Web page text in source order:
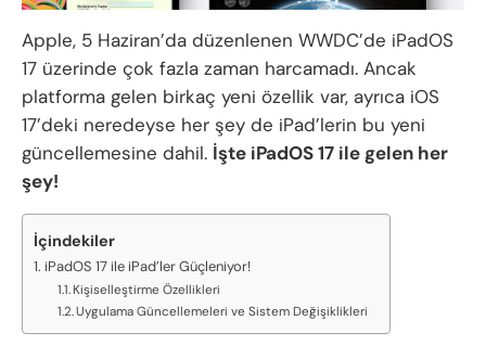
Apple, 5 Haziran’da düzenlenen WWDC’de iPadOS
17 üzerinde çok fazla zaman harcamadı. Ancak
platforma gelen birkaç yeni özellik var, ayrıca iOS
17’deki neredeyse her şey de iPad’lerin bu yeni
güncellemesine dahil. İşte iPadOS 17 ile gelen her
şey!
İçindekiler
iPadOS 17 ile iPad’ler Güçleniyor!
Kişiselleştirme Özellikleri
Uygulama Güncellemeleri ve Sistem Değişiklikleri